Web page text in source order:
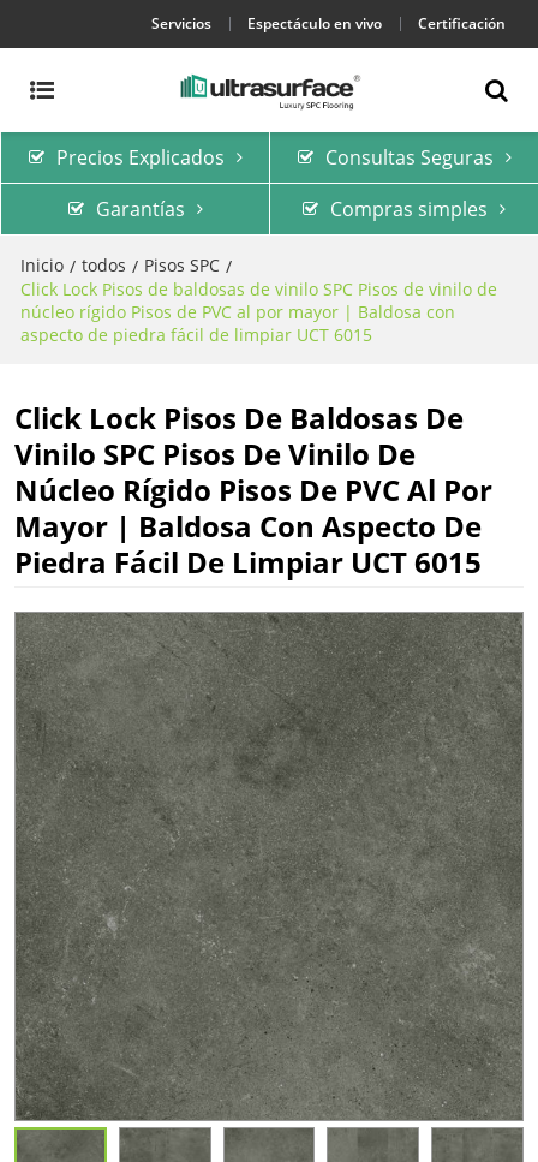
Servicios Espectáculo en vivo Certificación
Precios Explicados
Consultas Seguras
Garantías
Compras simples
Inicio / todos / Pisos SPC /
Click Lock Pisos de baldosas de vinilo SPC Pisos de vinilo de
núcleo rígido Pisos de PVC al por mayor | Baldosa con
aspecto de piedra fácil de limpiar UCT 6015
Click Lock Pisos De Baldosas De
Vinilo SPC Pisos De Vinilo De
Núcleo Rígido Pisos De PVC Al Por
Mayor | Baldosa Con Aspecto De
Piedra Fácil De Limpiar UCT 6015